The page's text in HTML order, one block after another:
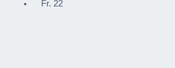
Fr. 22